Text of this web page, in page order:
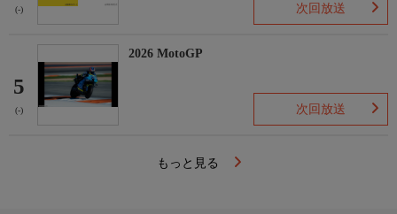
(-) 次回放送
5
(-)
2026 MotoGP
次回放送
もっと見る